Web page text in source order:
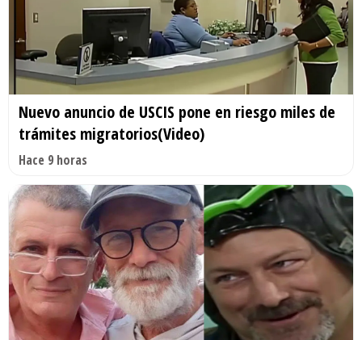
Nuevo anuncio de USCIS pone en riesgo miles de
trámites migratorios(Video)
Hace 9 horas